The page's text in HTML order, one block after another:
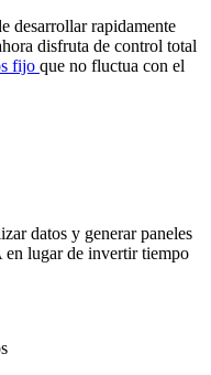
desarrollar rapidamente
disfruta de control total
fijo que no fluctua con el
datos y generar paneles
en lugar de invertir tiempo